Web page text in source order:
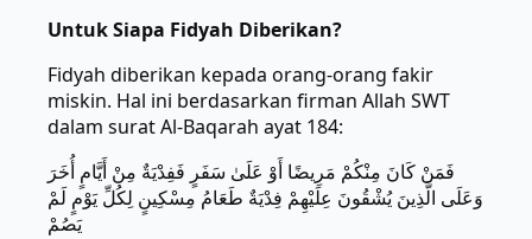
Untuk Siapa Fidyah Diberikan?
Fidyah diberikan kepada orang-orang fakir
miskin. Hal ini berdasarkan firman Allah SWT
dalam surat Al-Baqarah ayat 184:
فَمَنْ كَانَ مِنْكُمْ مَرِيضًا أَوْ عَلَىٰ سَفَرٍ فَفِدْيَةٌ مِنْ أَيَّامٍ أُخَرَ
وَعَلَى الَّذِينَ يُشْقُونَ عِلَيْهِمْ فِدْيَةٌ طَعَامُ مِسْكِينٍ لِكُلِّ يَوْمٍ لَمْ
يَصُمْ